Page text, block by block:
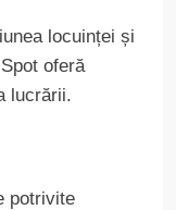
locuinței și
oferă
lucrării.
potrivite